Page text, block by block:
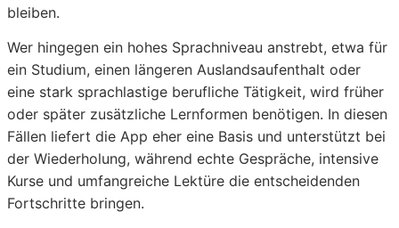
bleiben.
Wer hingegen ein hohes Sprachniveau anstrebt, etwa für
ein Studium, einen längeren Auslandsaufenthalt oder
eine stark sprachlastige berufliche Tätigkeit, wird früher
oder später zusätzliche Lernformen benötigen. In diesen
Fällen liefert die App eher eine Basis und unterstützt bei
der Wiederholung, während echte Gespräche, intensive
Kurse und umfangreiche Lektüre die entscheidenden
Fortschritte bringen.